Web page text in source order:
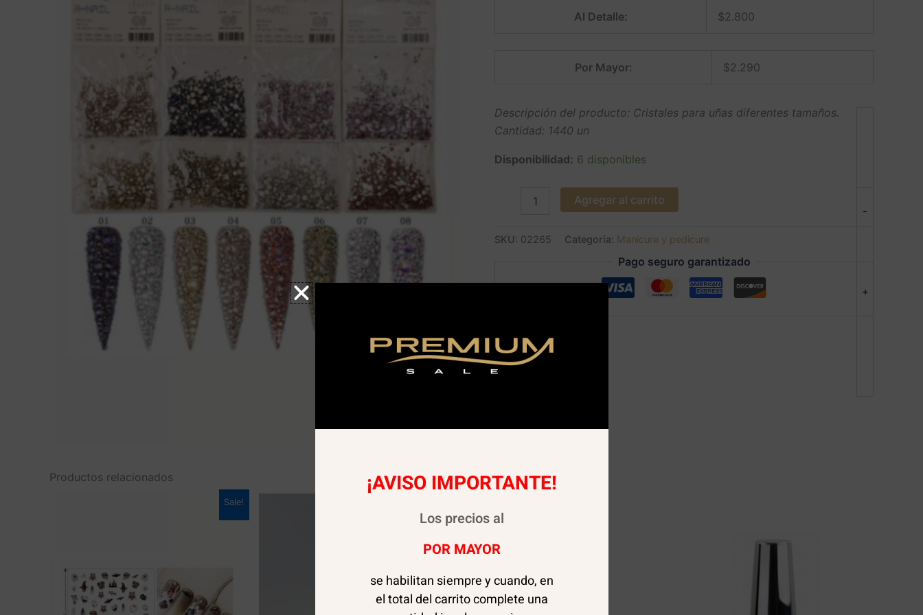
Al Detalle: $2.800
Por Mayor: $2.290
Descripción del producto: Cristales para uñas diferentes tamaños.
Cantidad: 1440 un
Disponibilidad: 6 disponibles
-
+
Agregar al carrito
SKU: 02265 Categoría: Manicure y pedicure
Pago seguro garantizado
Productos relacionados
Sale!
¡AVISO IMPORTANTE!
Los precios al
POR MAYOR
se habilitan siempre y cuando, en
el total del carrito complete una